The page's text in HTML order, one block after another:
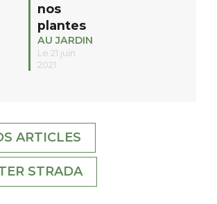
nos
plantes
AU JARDIN
Le 21 juin
2021
ARTICLES
STRADA